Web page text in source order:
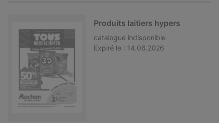
Produits laitiers hypers
catalogue indisponible
Expiré le : 14.06.2026